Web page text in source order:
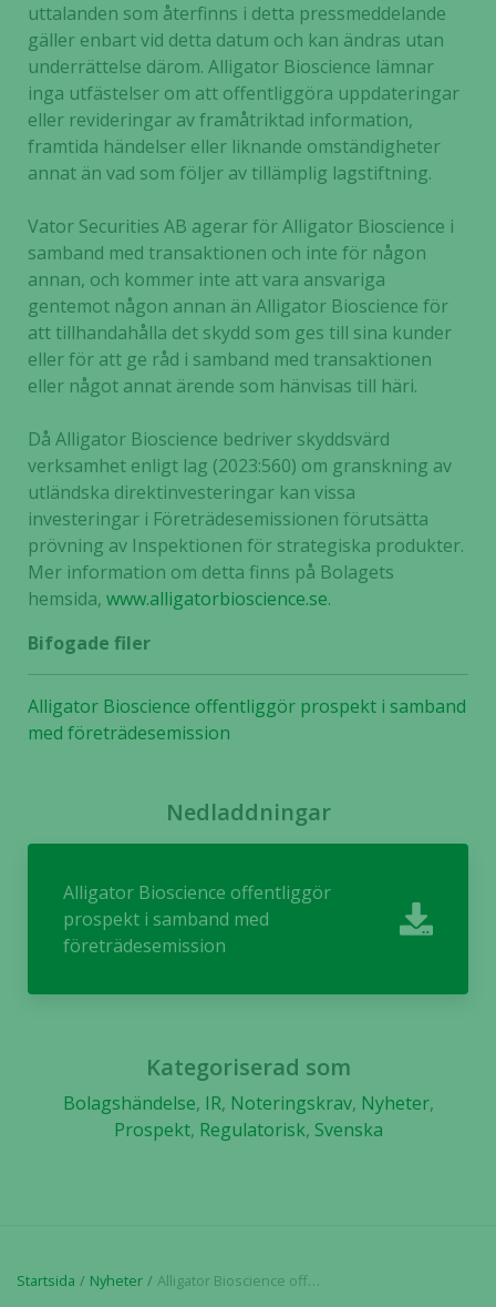
uttalanden som återfinns i detta pressmeddelande
gäller enbart vid detta datum och kan ändras utan
underrättelse därom. Alligator Bioscience lämnar
inga utfästelser om att offentliggöra uppdateringar
eller revideringar av framåtriktad information,
framtida händelser eller liknande omständigheter
annat än vad som följer av tillämplig lagstiftning.
Vator Securities AB agerar för Alligator Bioscience i
samband med transaktionen och inte för någon
annan, och kommer inte att vara ansvariga
gentemot någon annan än Alligator Bioscience för
att tillhandahålla det skydd som ges till sina kunder
eller för att ge råd i samband med transaktionen
eller något annat ärende som hänvisas till häri.
Då Alligator Bioscience bedriver skyddsvärd
verksamhet enligt lag (2023:560) om granskning av
utländska direktinvesteringar kan vissa
investeringar i Företrädesemissionen förutsätta
prövning av Inspektionen för strategiska produkter.
Mer information om detta finns på Bolagets
hemsida, www.alligatorbioscience.se.
Bifogade filer
Alligator Bioscience offentliggör prospekt i samband
med företrädesemission
Nedladdningar
Alligator Bioscience offentliggör
prospekt i samband med
företrädesemission
Kategoriserad som
Bolagshändelse, IR, Noteringskrav, Nyheter,
Prospekt, Regulatorisk, Svenska
Startsida Nyheter Alligator Bioscience offentliggör prospekt i samband med företrädesemission